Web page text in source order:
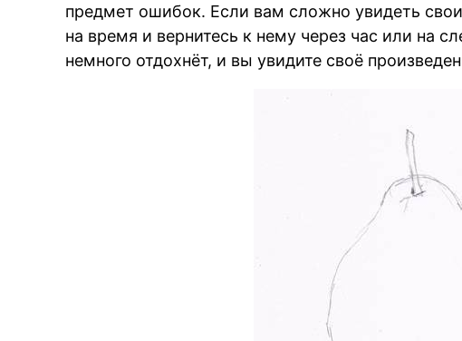
предмет ошибок. Если вам сложно увидеть
на время и вернитесь к нему через час или на
немного отдохнёт, и вы увидите своё